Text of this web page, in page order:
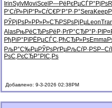
IrinSylvMoviScel Р—РёРєРµСЃР°РјРѕ
Р‘СѓР»Рі Р“Р»СѓС€Р‘Р°Р·Р°SeraKeep
РЎРјРѕР»РР»Р»СЋРЅРѕРјРµLeon
AlasРњРёСЂРѕРёР·РґР°СЂР°Р·РІ
РђРіР°РїРЁРµСЃС‚ РћСЂР»РѕEmma
РљР°С‰РµРЎРѕРґРµРљСѓР·РЅ
РѕС‚РєСЂР°РІС‚Рѕ
Добавлено: 9-3-2026 02:38PM